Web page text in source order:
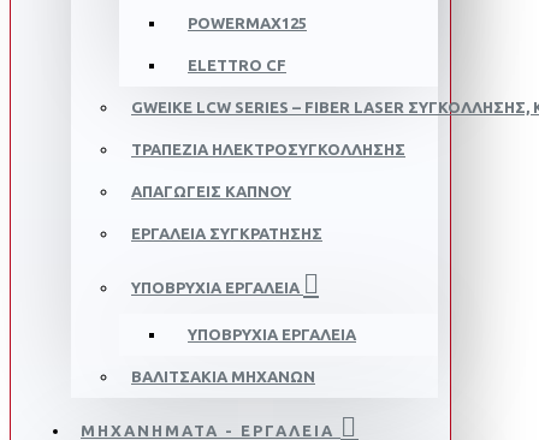
POWERMAX125
ELETTRO CF
GWEIKE LCW SERIES – FIBER LASER
ΤΡΑΠΕΖΙΑ ΗΛΕΚΤΡΟΣΥΓΚΟΛΛΗΣΗΣ
ΑΠΑΓΩΓΕΙΣ ΚΑΠΝΟΥ
ΕΡΓΑΛΕΙΑ ΣΥΓΚΡΑΤΗΣΗΣ
ΥΠΟΒΡΥΧΙΑ ΕΡΓΑΛΕΙΑ
ΥΠΟΒΡΥΧΙΑ ΕΡΓΑΛΕΙΑ
ΒΑΛΙΤΣΑΚΙΑ ΜΗΧΑΝΩΝ
ΜΗΧΑΝΗΜΑΤΑ - ΕΡΓΑΛΕΙΑ